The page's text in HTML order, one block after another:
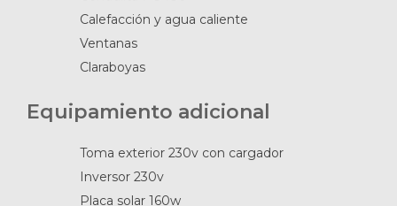
Calefacción y agua caliente
Ventanas
Claraboyas
Equipamiento adicional
Toma exterior 230v con cargador
Inversor 230v
Placa solar 160w